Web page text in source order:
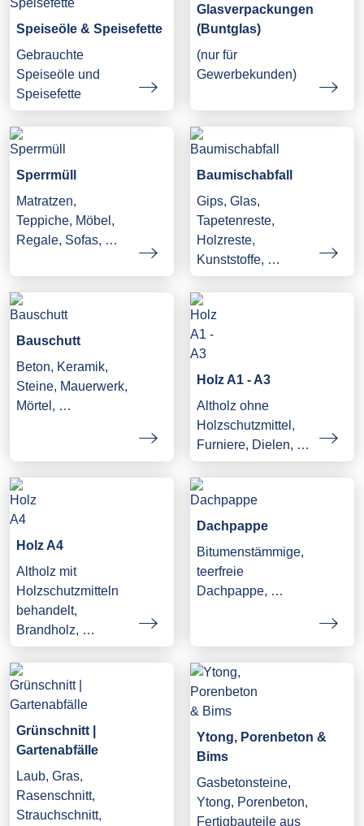
Speiseöle & Speisefette
Gebrauchte
Speiseöle und
Speisefette
Glasverpackungen
(Buntglas)
(nur für
Gewerbekunden)
Sperrmüll
Matratzen,
Teppiche, Möbel,
Regale, Sofas, …
Baumischabfall
Gips, Glas,
Tapetenreste,
Holzreste,
Kunststoffe, …
Bauschutt
Beton, Keramik,
Steine, Mauerwerk,
Mörtel, …
Holz A1 - A3
Altholz ohne
Holzschutzmittel,
Furniere, Dielen, …
Holz A4
Altholz mit
Holzschutzmitteln
behandelt,
Brandholz, …
Dachpappe
Bitumenstämmige,
teerfreie
Dachpappe, …
Grünschnitt |
Gartenabfälle
Laub, Gras,
Rasenschnitt,
Strauchschnitt,
Ytong, Porenbeton &
Bims
Gasbetonsteine,
Ytong, Porenbeton,
Fertigbauteile aus